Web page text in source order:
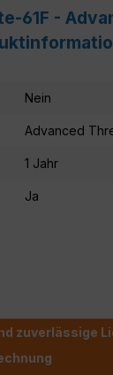
61F -
Nein
Advanced
1 Jahr
Ja
zuverlässige